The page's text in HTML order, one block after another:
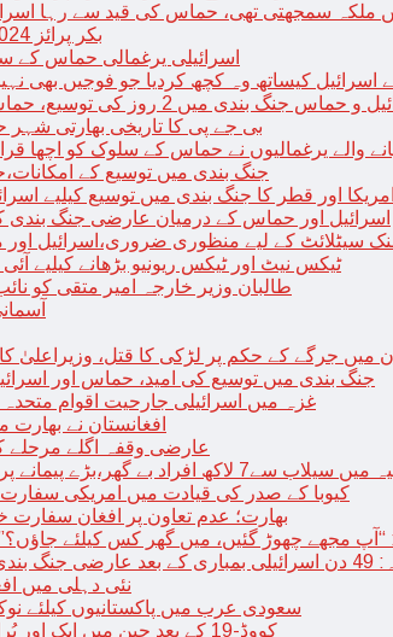
ملکہ سمجھتی تھی، حماس کی قید سے رہا
بکر پرائز 2024آئرش مصنف پال لنچ نے جیت لیا
اسرائیلی یرغمالی حماس
کیساتھ وہ کچھ کردیا جو فوجیں بھی
جنگ بندی میں 2 روز کی توسیع، حماس نے مزید 11 یرغمالی رہا کر دیے
بی جے پی کا تاریخی بھارتی شہر
والے یرغمالیوں نے حماس کے سلوک کو اچھا
جنگ بندی میں توسیع کے
امریکا اور قطر کا جنگ بندی میں توسیع کیلیے
اسرائیل اور حماس کے درمیان عارضی جنگ بندی
سیٹلائٹ کے لیے منظوری ضروری،اسرائیل
ٹیکس نیٹ اور ٹیکس ریونیو بڑھانے کیلیے
طالبان وزیر خارجہ امیر متقی کو
آسمانی
میں جرگے کے حکم پر لڑکی کا قتل، وزیراعلیٰ
جنگ بندی میں توسیع کی امید، حماس اور
غزہ میں اسرائیلی جارحیت اقوام
افغانستان نے
عارضی وقفہ اگلے مرحلے
افراد بے گھر،بڑے پیمانے پر زرعی زمین تباہ، پل بھی بہہ گئے
کیوبا کے صدر کی قیادت میں امریکی
بھارت؛ عدم تعاون پر افغان سفارت
مجھے چھوڑ گئیں، میں گھر کس کیلئے
کی اپنے گھر واپسی
نئی دہلی میں
سعودی عرب میں پاکستانیوں کیلئے
کووڈ-19 کے بعد چین میں ایک اور پُراسرار قسم کی بیماری پھیلنے لگی